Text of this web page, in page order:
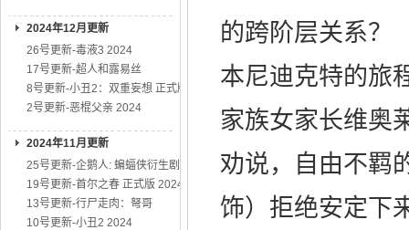
2024年12月更新
26号更新-毒液3 2024
17号更新-超人和露易丝
8号更新-小丑2：双重妄想 正式版
2号更新-恶棍父亲 2024
2024年11月更新
25号更新-企鹅人: 蝙蝠侠衍生剧
19号更新-首尔之春 正式版 2024
13号更新-行尸走肉：弩哥
10号更新-小丑2 2024
的跨阶层关系？
本尼迪克特的旅
家族女家长维奥
劝说，自由不羁
饰）拒绝安定下